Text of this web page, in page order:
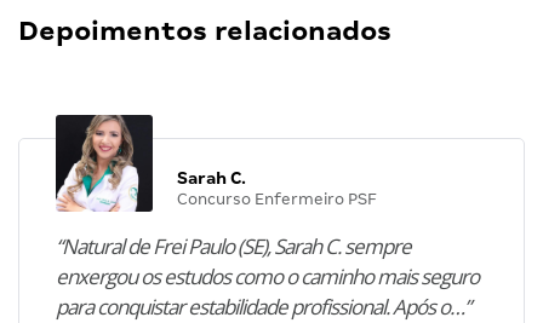
Depoimentos relacionados
Sarah C.
Concurso Enfermeiro PSF
“Natural de Frei Paulo (SE), Sarah C. sempre
enxergou os estudos como o caminho mais seguro
para conquistar estabilidade profissional. Após o…”